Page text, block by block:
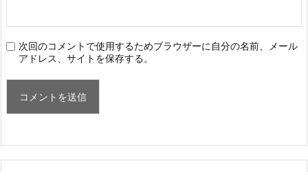
次回のコメントで使用するためブラウザーに自分の名前、メール
アドレス、サイトを保存する。